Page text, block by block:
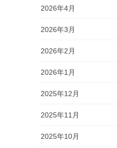
2026年4月
2026年3月
2026年2月
2026年1月
2025年12月
2025年11月
2025年10月